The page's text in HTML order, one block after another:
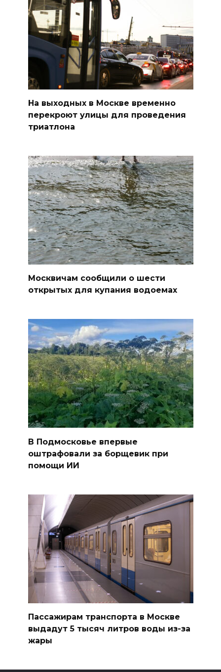
На выходных в Москве временно
перекроют улицы для проведения
триатлона
Москвичам сообщили о шести
открытых для купания водоемах
В Подмосковье впервые
оштрафовали за борщевик при
помощи ИИ
Пассажирам транспорта в Москве
выдадут 5 тысяч литров воды из-за
жары